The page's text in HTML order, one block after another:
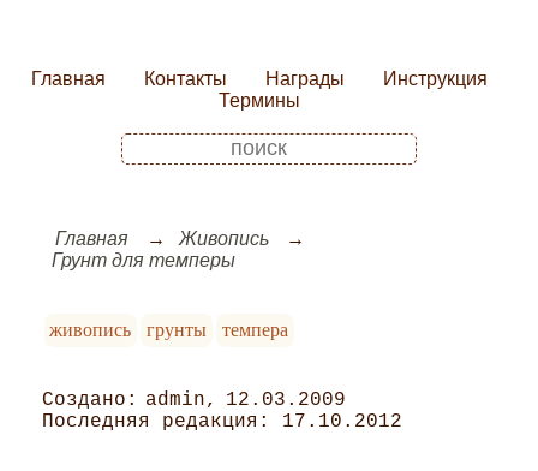
Главная Контакты Награды
Инструкция
Термины
Главная
Живопись
Грунт для темперы
живопись грунты темпера
admin
12.03.2009
17.10.2012